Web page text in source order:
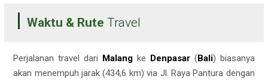
Waktu & Rute Travel
Perjalanan travel dari Malang ke Denpasar(Bali) biasanya
akan menempuh jarak (434,6 km) via Jl. Raya Pantura dengan